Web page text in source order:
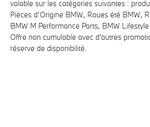
valable sur les catégories suivantes :
Pièces d’Origine BMW, Roues été BMW,
BMW M Performance Parts, BMW
Offre non cumulable avec d'autres
réserve de disponibilité.